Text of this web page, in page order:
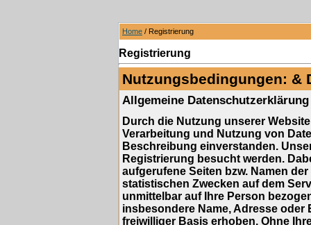
Home / Registrierung
Registrierung
Nutzungsbedingungen: &
Allgemeine Datenschutzerklärung
Durch die Nutzung unserer
Verarbeitung und Nutzung von
Beschreibung einverstanden.
Registrierung besucht werden.
aufgerufene Seiten bzw. Namen
statistischen Zwecken auf dem
unmittelbar auf Ihre Person
insbesondere Name, Adresse oder
freiwilliger Basis erhoben. Ohne